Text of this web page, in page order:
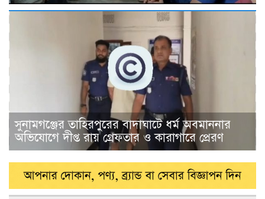
সুনামগঞ্জের তাহিরপুরের বাদাঘাটে ধর্ম অবমাননার
অভিযোগে দীপ্ত রায় গ্রেফতার ও কারাগারে প্রেরণ